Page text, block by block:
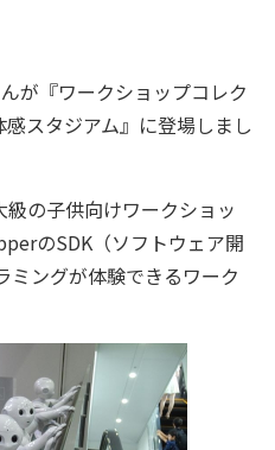
が『ワークショップコレク
スタジアム』に登場しまし
の子供向けワークショッ
のSDK（ソフトウェア開
ミングが体験できるワーク